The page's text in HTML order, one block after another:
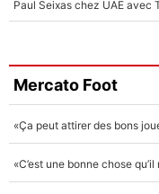
Mercato Foot